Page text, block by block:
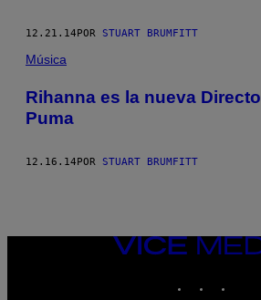
12.21.14POR STUART BRUMFITT
Música
Rihanna es la nueva
Puma
12.16.14POR STUART BRUMFITT
VICE
MEDIA